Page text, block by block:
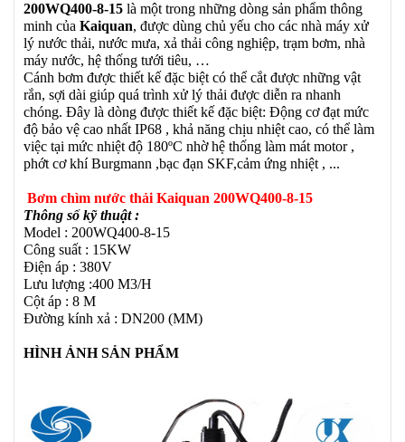
200WQ400-8-15 là một trong những dòng sản phẩm thông
minh của Kaiquan, được dùng chủ yếu cho các nhà máy xử
lý nước thải, nước mưa, xả thải công nghiệp, trạm bơm, nhà
máy nước, hệ thống tưới tiêu, …
Cánh bơm được thiết kế đặc biệt có thể cắt được những vật
rắn, sợi dài giúp quá trình xử lý thải được diễn ra nhanh
chóng. Đây là dòng được thiết kế đặc biệt: Động cơ đạt mức
độ bảo vệ cao nhất IP68 , khả năng chịu nhiệt cao, có thể làm
việc tại mức nhiệt độ 180ºC nhờ hệ thống làm mát motor ,
phớt cơ khí Burgmann ,bạc đạn SKF,cảm ứng nhiệt , ...
Bơm chìm nước thải Kaiquan 200WQ400-8-15
Thông số kỹ thuật :
Model : 200WQ400-8-15
Công suất : 15KW
Điện áp : 380V
Lưu lượng :400 M3/H
Cột áp : 8 M
Đường kính xả : DN200 (MM)
HÌNH ẢNH SẢN PHẨM